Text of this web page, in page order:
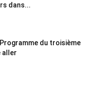
dans...
du troisième
aller